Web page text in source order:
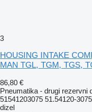
3
HOUSING INTAKE
MAN TGL, TGM, TGS,
86,80 €
Pneumatika - drugi rezervni
51541203075 51.54120-3075
dizel